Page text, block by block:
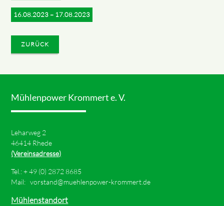
16.08.2023 – 17.08.2023
ZURÜCK
Mühlenpower Krommert e. V.
Leharweg 2
46414 Rhede
(Vereinsadresse)
Tel.: +49 (0) 2872 8685
Mail:vorstand@muehlenpower-krommert.de
Mühlenstandort